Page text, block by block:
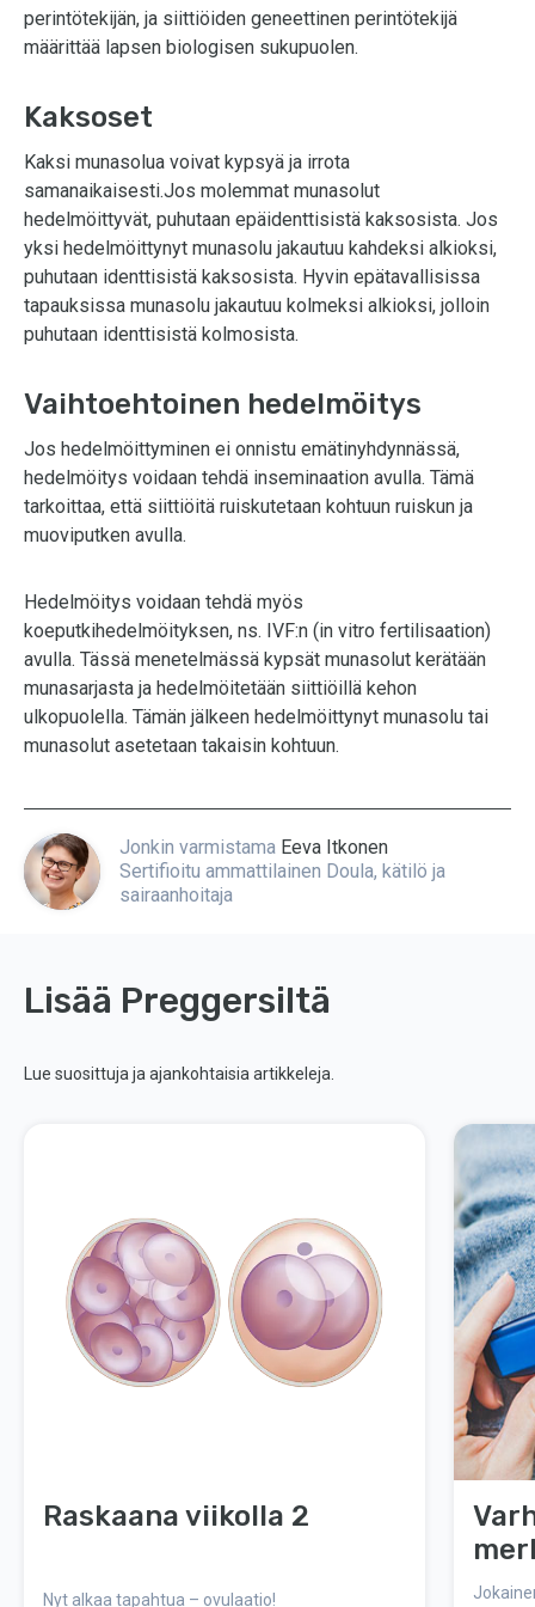
perintötekijän, ja siittiöiden geneettinen perintötekijä
määrittää lapsen biologisen sukupuolen.
Kaksoset
Kaksi munasolua voivat kypsyä ja irrota
samanaikaisesti.Jos molemmat munasolut
hedelmöittyvät, puhutaan epäidenttisistä kaksosista. Jos
yksi hedelmöittynyt munasolu jakautuu kahdeksi alkioksi,
puhutaan identtisistä kaksosista. Hyvin epätavallisissa
tapauksissa munasolu jakautuu kolmeksi alkioksi, jolloin
puhutaan identtisistä kolmosista.
Vaihtoehtoinen hedelmöitys
Jos hedelmöittyminen ei onnistu emätinyhdynnässä,
hedelmöitys voidaan tehdä inseminaation avulla. Tämä
tarkoittaa, että siittiöitä ruiskutetaan kohtuun ruiskun ja
muoviputken avulla.
Hedelmöitys voidaan tehdä myös
koeputkihedelmöityksen, ns. IVF:n (in vitro fertilisaation)
avulla. Tässä menetelmässä kypsät munasolut kerätään
munasarjasta ja hedelmöitetään siittiöillä kehon
ulkopuolella. Tämän jälkeen hedelmöittynyt munasolu tai
munasolut asetetaan takaisin kohtuun.
Jonkin varmistama Eeva Itkonen
Sertifioitu ammattilainen Doula, kätilö ja
sairaanhoitaja
Lisää Preggersiltä
Lue suosittuja ja ajankohtaisia artikkeleja.
Raskaana viikolla 2
Nyt alkaa tapahtua – ovulaatio!